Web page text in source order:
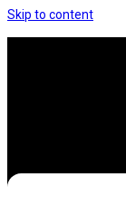
Skip to content